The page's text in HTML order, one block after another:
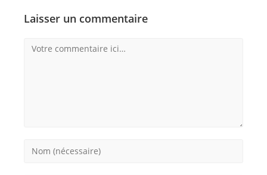
Laisser un commentaire